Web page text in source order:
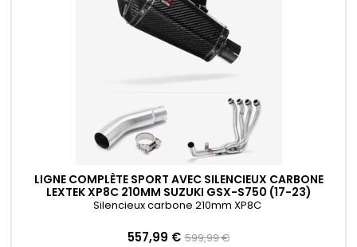
LIGNE COMPLÈTE SPORT AVEC SILENCIEUX CARBONE
LEXTEK XP8C 210MM SUZUKI GSX-S750 (17-23)
Silencieux carbone 210mm XP8C
Prix
557,99 € Prix
599,99 €